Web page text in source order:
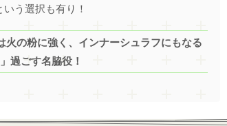
う選択も有り！
火の粉に強く、インナーシュラフにもなる
過ごす名脇役！